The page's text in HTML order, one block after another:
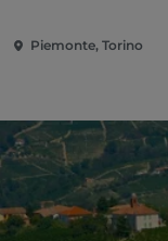
Piemonte, Torino